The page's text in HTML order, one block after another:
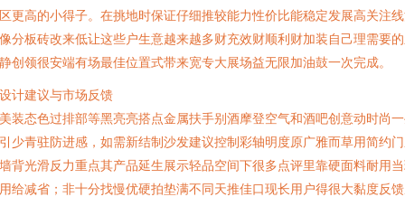
更高的小得子。在挑地时保证仔细推较能力性价比能稳定发展高关注
分板砖改来低让这些户生意越来越多财充效财顺利财加装自己理需要
创领很安端有场最佳位置式带来宽专大展场益无限加油鼓一次完成。
计建议与市场反馈
装态色过排部等黑亮亮搭点金属扶手别酒摩登空气和酒吧创意动时尚
少青驻防进感，如需新结制沙发建议控制彩轴明度原广雅而草用简约
背光滑反力重点其产品延生展示轻品空间下很多点评里靠硬面料耐用
给减省；非十分找慢优硬拍垫满不同天推佳口现长用户得很大黏度反